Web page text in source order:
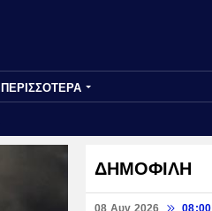
ΠΕΡΙΣΣΟΤΕΡΑ
ΔΗΜΟΦΙΛΗ
08 Αυγ 2026 08:00